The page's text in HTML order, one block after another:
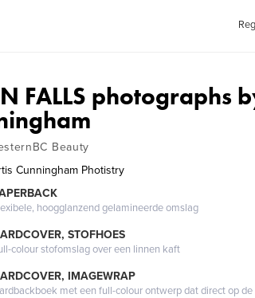
FALLS photographs
Beauty
Cunningham Photistry
hoogglanzend gelamineerde omslag
STOFHOES
colour stofomslag over een linnen kaft
IMAGEWRAP
met een full-colour ontwerp dat direct op de